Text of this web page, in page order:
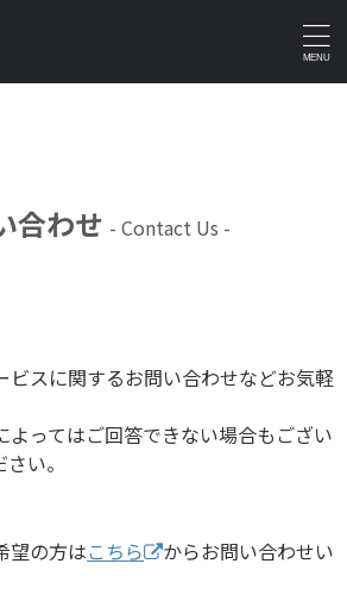
合わせ - Contact Us -
ビスに関するお問い合わせなどお気軽
よってはご回答できない場合もござい
い。
望の方はこちら
からお問い合わせい